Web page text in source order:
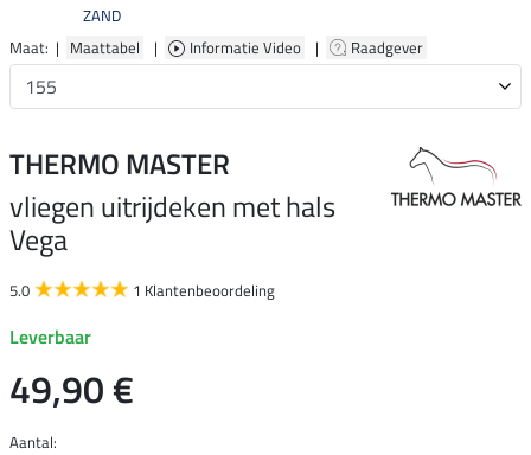
ZAND
Maat: | Maattabel | Informatie Video | Raadgever
THERMO MASTER
vliegen uitrijdeken met hals
Vega
5.0 1 Klantenbeoordeling
Leverbaar
49,90 €
Aantal: